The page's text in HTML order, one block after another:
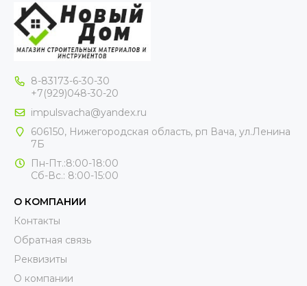
8-83173-6-30-30
+7(929)048-30-20
impulsvacha@yandex.ru
606150, Нижегородская область, рп Вача, ул.Ленина
7Б
Пн-Пт.:8:00-18:00
Сб-Вс.: 8:00-15:00
О КОМПАНИИ
Контакты
Обратная связь
Реквизиты
О компании